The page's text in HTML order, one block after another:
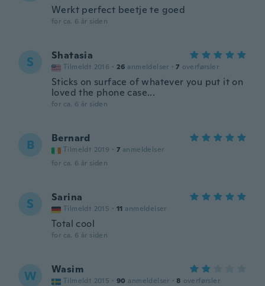
Werkt perfect beetje te goed
for ca. 6 år siden
S Shatasia
Tilmeldt 2016 · 26 anmeldelser · 7 overførsler
Sticks on surface of whatever you put it on
loved the phone case...
for ca. 6 år siden
B Bernard
Tilmeldt 2019 · 7 anmeldelser
for ca. 6 år siden
S Sarina
Tilmeldt 2015 · 11 anmeldelser
Total cool
for ca. 6 år siden
W Wasim
Tilmeldt 2015 · 90 anmeldelser · 8 overførsler